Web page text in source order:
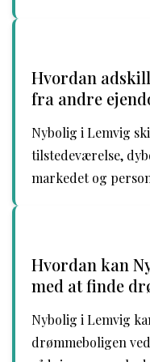
Hvordan
fra andre
Nybolig i Lemvig
tilstedeværelse,
markedet og
Hvordan kan
med at finde
Nybolig i Lemvig
drømmeboligen